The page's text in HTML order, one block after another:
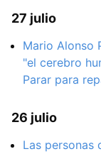
27 julio
Mario Alonso
"el cerebro
Parar para
26 julio
Las personas